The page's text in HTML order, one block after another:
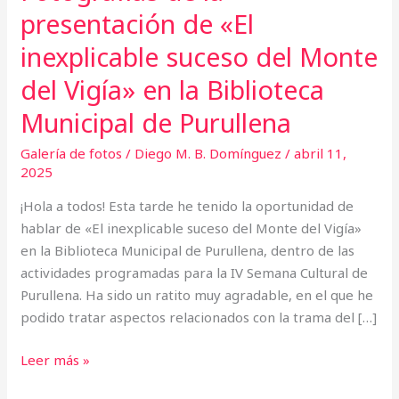
presentación de «El
inexplicable suceso del Monte
del Vigía» en la Biblioteca
Municipal de Purullena
Galería de fotos / Diego M. B. Domínguez/abril 11,
2025
¡Hola a todos! Esta tarde he tenido la oportunidad de
hablar de «El inexplicable suceso del Monte del Vigía»
en la Biblioteca Municipal de Purullena, dentro de las
actividades programadas para la IV Semana Cultural de
Purullena. Ha sido un ratito muy agradable, en el que he
podido tratar aspectos relacionados con la trama del […]
Biblioteca
Municipal
de
Purullena
Leer más »